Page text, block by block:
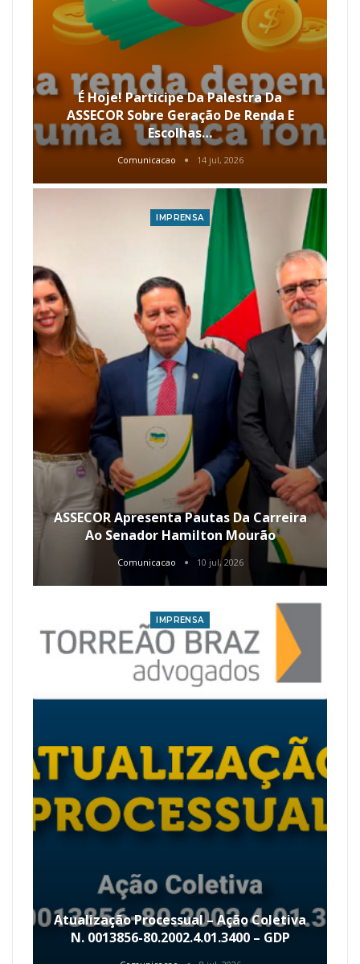
É Hoje! Participe Da Palestra Da
ASSECOR Sobre Geração De Renda E
Escolhas…
Comunicacao 14 jul, 2026
IMPRENSA
ASSECOR Apresenta Pautas Da Carreira
Ao Senador Hamilton Mourão
Comunicacao 10 jul, 2026
IMPRENSA
Atualização Processual – Ação Coletiva
N. 0013856-80.2002.4.01.3400 – GDP